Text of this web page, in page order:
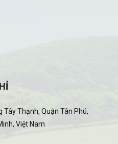
Thạnh, Quận Tân Phú,
Việt Nam